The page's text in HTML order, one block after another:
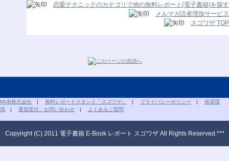
恋愛テクニックのカテゴリで他の無料レポート(電子書籍)を探す
メルマガ読者増加サービス
スゴワザ TOP
MUB株式会社 | 無料レポートスタンド「スゴワザ」 | プライバシーポリシー | 推奨環
境 | 要望受付、お問い合わせ | よくあるご質問
Copyright (C) 2011 電子書籍 E-Book レポート スゴワザ All Rights Reserved.***